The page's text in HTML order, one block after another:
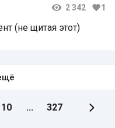
2 342 1
(не щитая этот)
10 ... 327